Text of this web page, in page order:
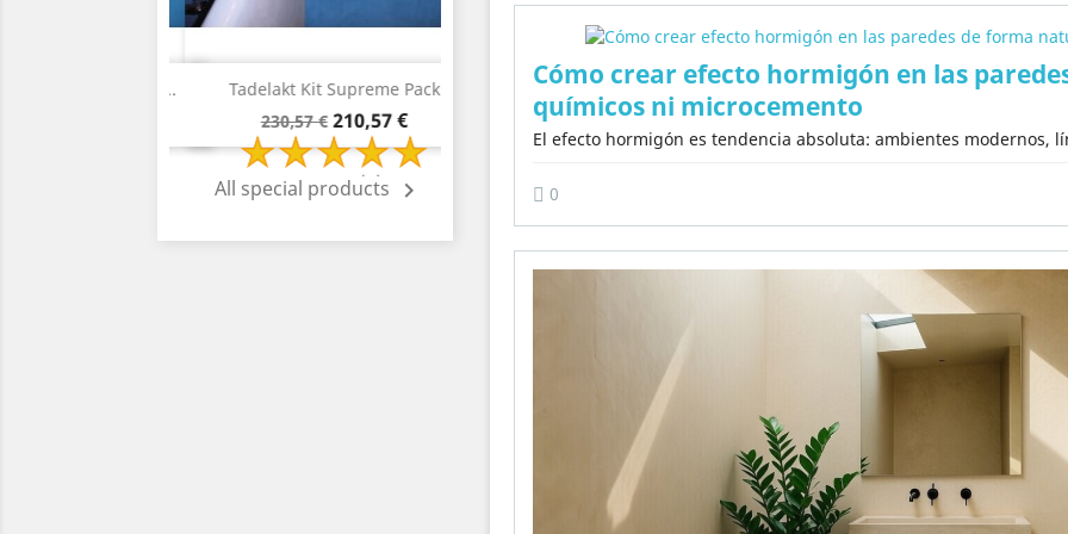
Tadelakt Supreme... Tadelakt Kit Supreme Pack
Precio
base
230,57 € Precio
210,57 €
1 Review(s)
Vista rápida Tadelakt Basico Pack
Precio
base
155,36 €Precio
145,36 €
Vista rápida Tadelakt Piedra - Set De 3
Precio
base
76,60 €
Vista rápida
All special products 
Cómo crear efecto hormigón en las
químicos ni microcemento
El efecto hormigón es tendencia absoluta: ambientes modernos,
0